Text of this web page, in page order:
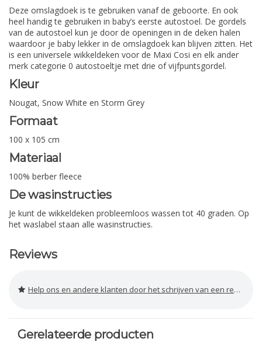
Deze omslagdoek is te gebruiken vanaf de geboorte. En ook
heel handig te gebruiken in baby’s eerste autostoel. De gordels
van de autostoel kun je door de openingen in de deken halen
waardoor je baby lekker in de omslagdoek kan blijven zitten. Het
is een universele wikkeldeken voor de Maxi Cosi en elk ander
merk categorie 0 autostoeltje met drie of vijfpuntsgordel.
Kleur
Nougat, Snow White en Storm Grey
Formaat
100 x 105 cm
Materiaal
100% berber fleece
De wasinstructies
Je kunt de wikkeldeken probleemloos wassen tot 40 graden. Op
het waslabel staan alle wasinstructies.
Reviews
Help ons en andere klanten door het schrijven van een review
Gerelateerde producten